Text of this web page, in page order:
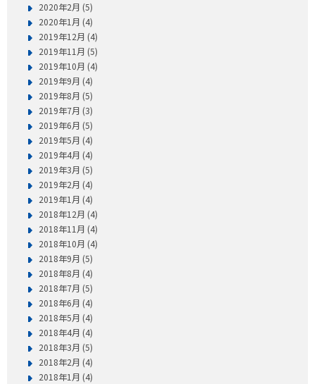
2020年2月 (5)
2020年1月 (4)
2019年12月 (4)
2019年11月 (5)
2019年10月 (4)
2019年9月 (4)
2019年8月 (5)
2019年7月 (3)
2019年6月 (5)
2019年5月 (4)
2019年4月 (4)
2019年3月 (5)
2019年2月 (4)
2019年1月 (4)
2018年12月 (4)
2018年11月 (4)
2018年10月 (4)
2018年9月 (5)
2018年8月 (4)
2018年7月 (5)
2018年6月 (4)
2018年5月 (4)
2018年4月 (4)
2018年3月 (5)
2018年2月 (4)
2018年1月 (4)